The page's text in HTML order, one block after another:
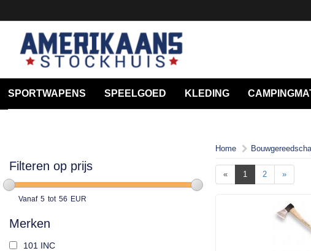
SPORTWAPENS SPEELGOED KLEDING
Filteren op prijs
Vanaf 5 tot 56 EUR
Merken
101 INC
Home
« 1 2 »